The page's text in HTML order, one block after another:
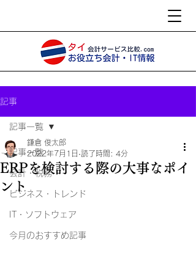
記事
記事一覧
会計・税務
ビジネス・トレンド
IT・ソフトウェア
今月のおすすめ記事
記事一覧
ERPを検討する際の大事なポイ
ント
鎌倉 俊太郎
2022年7月1日 読了時間: 4分